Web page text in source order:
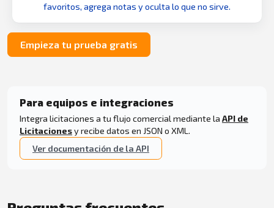
favoritos, agrega notas y oculta lo que no sirve.
Empieza tu prueba gratis
Para equipos e integraciones
Integra licitaciones a tu flujo comercial mediante la API de
Licitacionesy recibe datos en JSON o XML.
Ver documentación de la API